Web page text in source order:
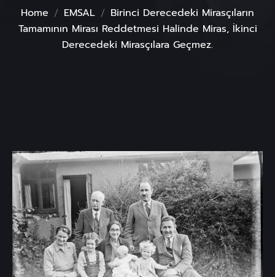
Home EMSAL
Birinci Derecedeki Mirasçıların
Tamamının Mirası Reddetmesi Halinde Miras, İkinci
Derecedeki Mirasçılara Geçmez.